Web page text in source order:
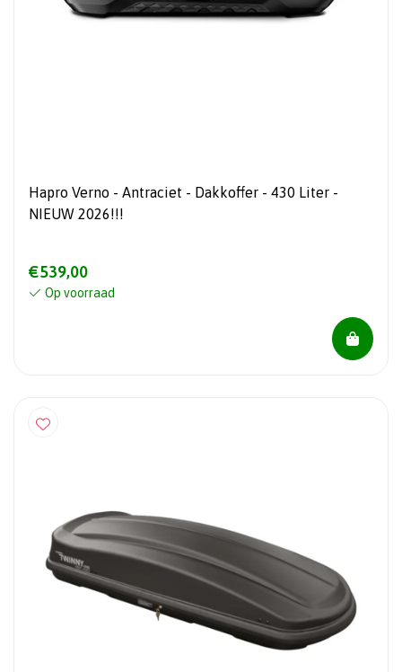
Hapro Verno - Antraciet - Dakkoffer - 430 Liter -
NIEUW 2026!!!
€539,00
Op voorraad